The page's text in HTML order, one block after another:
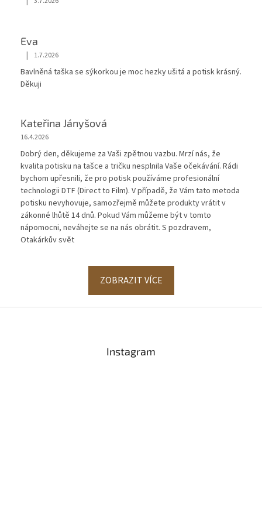
Hodnocení obchodu je 5 z 5 hvězdiček.
Eva
Hodnocení obchodu je 5 z 5 hvězdiček.
| 1.7.2026
Bavlněná taška se sýkorkou je moc hezky ušitá a potisk krásný.
Děkuji
Kateřina Jányšová
16.4.2026
Dobrý den, děkujeme za Vaši zpětnou vazbu. Mrzí nás, že
kvalita potisku na tašce a tričku nesplnila Vaše očekávání. Rádi
bychom upřesnili, že pro potisk používáme profesionální
technologii DTF (Direct to Film). V případě, že Vám tato metoda
potisku nevyhovuje, samozřejmě můžete produkty vrátit v
zákonné lhůtě 14 dnů. Pokud Vám můžeme být v tomto
nápomocni, neváhejte se na nás obrátit. S pozdravem,
Otakárkův svět
ZOBRAZIT VÍCE
Instagram